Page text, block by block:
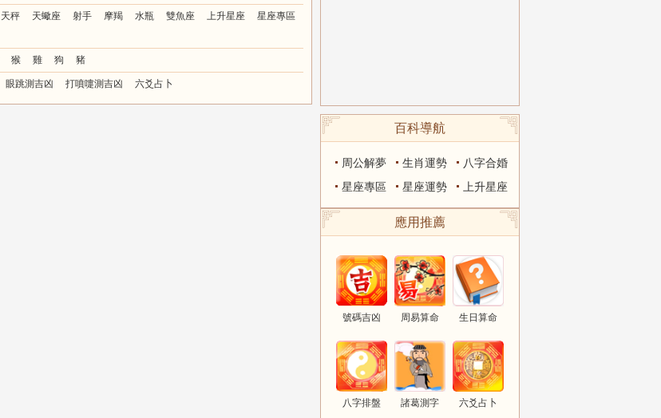
天秤 天蠍座 射手 摩羯 水瓶 雙魚座 上升星座
星座專區
猴 雞 狗 豬
眼跳測吉凶 打噴嚏測吉凶 六爻占卜
百科導航
周公解夢 生肖運勢
八字合婚
星座專區
星座運勢 上升星座
應用推薦
號碼吉凶 周易算命 生日算命
八字排盤 諸葛測字 六爻占卜